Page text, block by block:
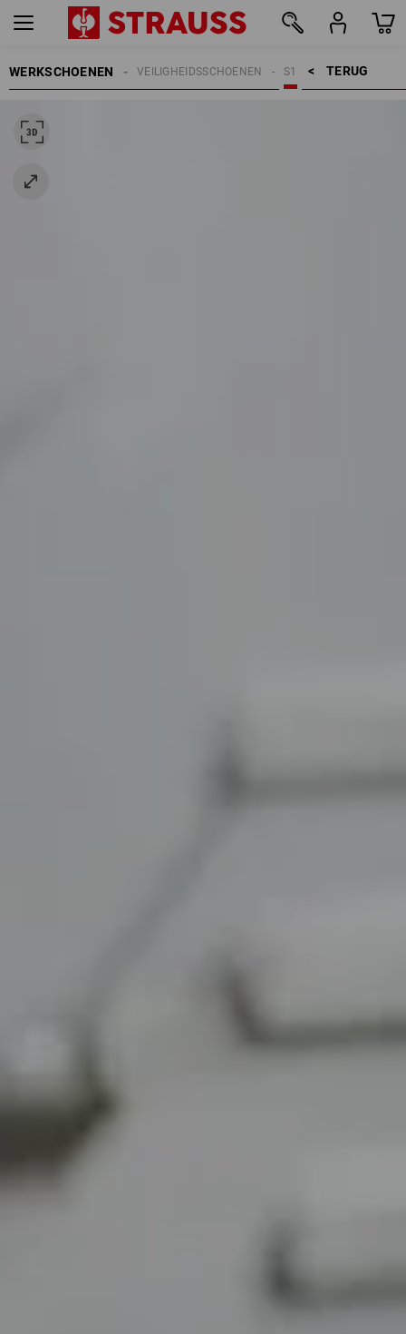
WERKSCHOENEN TERUG    >
S1
VEILIGHEIDSSCHOENEN